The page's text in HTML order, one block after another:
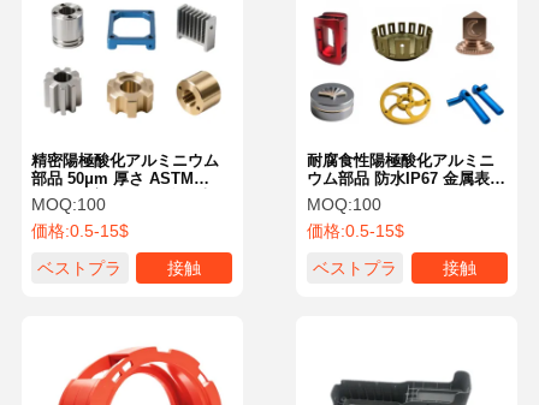
精密陽極酸化アルミニウム
部品 50μm 厚さ ASTM
B580 環境に優しい金属表面
処理
MOQ:100
価格:0.5-15$
ベストプラ
接触
耐腐食性陽極酸化アルミニ
ウム部品 防水IP67 金属表面
処理
MOQ:100
価格:0.5-15$
ベストプラ
接触